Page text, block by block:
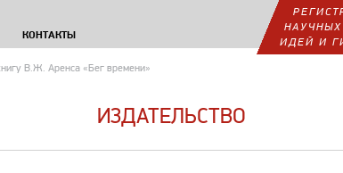
КОНТАКТЫ
ИДЕЙ И
В.Ж. Аренса «Бег времени»
ИЗДАТЕЛЬСТВО